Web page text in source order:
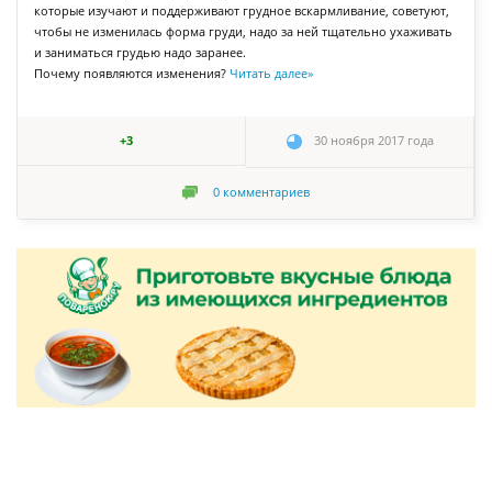
которые изучают и поддерживают грудное вскармливание, советуют,
чтобы не изменилась форма груди, надо за ней тщательно ухаживать
и заниматься грудью надо заранее.
Почему появляются изменения? Читать далее»
+3 30 ноября 2017 года
0 комментариев